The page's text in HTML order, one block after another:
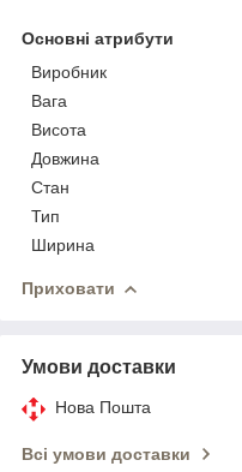
Основні атрибути
Виробник
Вага
Висота
Довжина
Стан
Тип
Ширина
Приховати
Умови доставки
Нова Пошта
Всі умови доставки